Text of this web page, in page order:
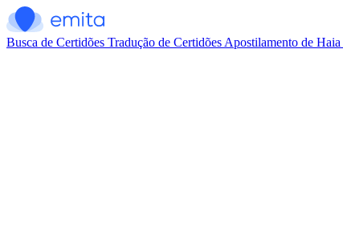
Busca de Certidões Tradução de Certidões Apostilamento de Haia